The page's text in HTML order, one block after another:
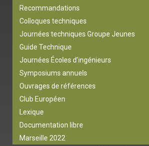
Recommandations
Colloques techniques
Journées techniques Groupe Jeunes
Guide Technique
Journées Écoles d’ingénieurs
Symposiums annuels
Ouvrages de références
Club Européen
Lexique
Documentation libre
Marseille 2022